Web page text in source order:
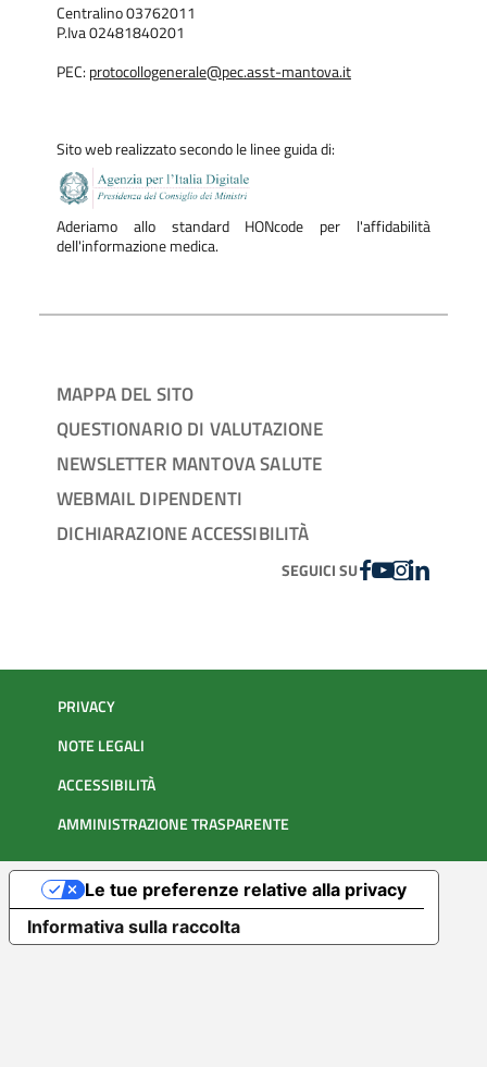
Centralino 03762011
P.Iva 02481840201
PEC: protocollogenerale@pec.asst-mantova.it
Sito web realizzato secondo le linee guida di:
Aderiamo allo standard HONcode per l'affidabilità
dell'informazione medica.
MAPPA DEL SITO
QUESTIONARIO DI VALUTAZIONE
NEWSLETTER MANTOVA SALUTE
WEBMAIL DIPENDENTI
DICHIARAZIONE ACCESSIBILITÀ
SEGUICI SUFACEBOOK
YOUTUBE
INSTAGRAM
LINKEDIN
PRIVACY
NOTE LEGALI
ACCESSIBILITÀ
AMMINISTRAZIONE TRASPARENTE
Informativa sulla raccolta
Le tue preferenze relative alla privacy